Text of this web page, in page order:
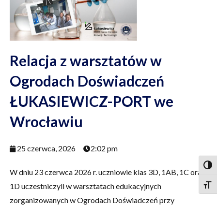
Relacja z warsztatów w
Ogrodach Doświadczeń
ŁUKASIEWICZ-PORT we
Wrocławiu
25 czerwca, 2026 2:02 pm
W dniu 23 czerwca 2026 r. uczniowie klas 3D, 1AB, 1C oraz
1D uczestniczyli w warsztatach edukacyjnych
zorganizowanych w Ogrodach Doświadczeń przy